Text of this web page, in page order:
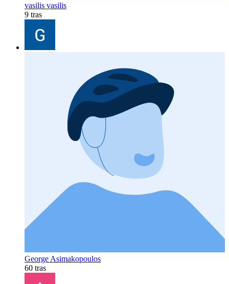
vasilis vasilis
9 tras
George Asimakopoulos
60 tras